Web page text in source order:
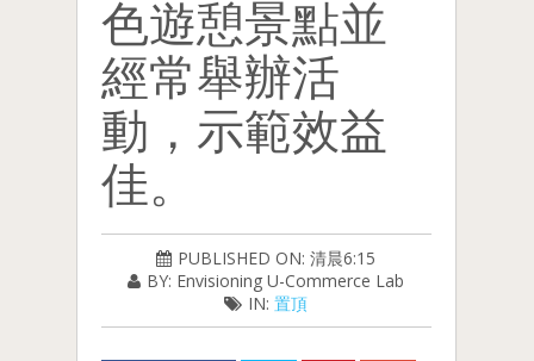
色遊憩景點並
經常舉辦活
動，示範效益
佳。
PUBLISHED ON: 清晨6:15
BY: Envisioning U-Commerce Lab
IN:置頂